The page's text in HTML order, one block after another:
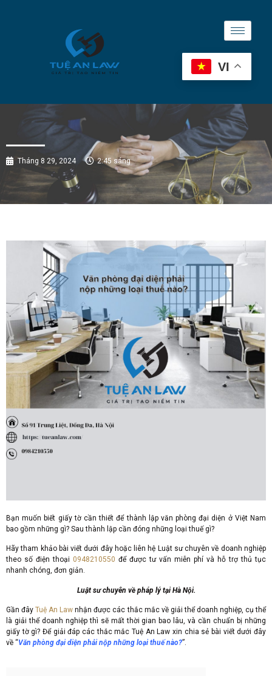
VI
Tháng 8 29, 2024 2:45 sáng
Bạn muốn biết giấy tờ cần thiết để thành lập văn phòng đại diện ở Việt Nam
bao gồm những gì? Sau thành lập cần đóng những loại thuế gì?
Hãy tham khảo bài viết dưới đây hoặc liên hệ Luật sư chuyên về doanh nghiệp
theo số điện thoại 0948210550 để được tư vấn miễn phí và hỗ trợ thủ tục
nhanh chóng, đơn giản.
Luật sư chuyên về pháp lý tại Hà Nội.
Gần đâyTuệ An Law nhận được các thắc mắc về giải thể doanh nghiệp, cụ thể
là giải thể doanh nghiệp thì sẽ mất thời gian bao lâu, và cần chuẩn bị những
giấy tờ gì? Để giải đáp các thắc mắc Tuệ An Law xin chia sẻ bài viết dưới đây
về “Văn phòng đại diện phải nộp những loại thuế nào?”.